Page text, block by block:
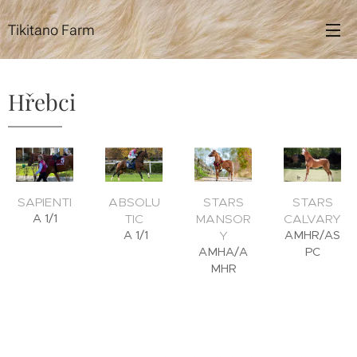
Tikitano Farm
Hřebci
SAPIENTI
A 1/1
ABSOLU
TIC
A 1/1
STARS
MANSOR
Y
AMHA/A
MHR
STARS
CALVARY
AMHR/AS
PC